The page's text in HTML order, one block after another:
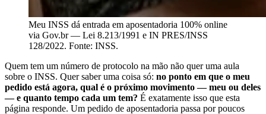
Meu INSS dá entrada em aposentadoria 100% online
via Gov.br — Lei 8.213/1991 e IN PRES/INSS
128/2022. Fonte: INSS.
Quem tem um número de protocolo na mão não quer uma aula
sobre o INSS. Quer saber uma coisa só: no ponto em que o meu
pedido está agora, qual é o próximo movimento — meu ou deles
— e quanto tempo cada um tem? É exatamente isso que esta
página responde. Um pedido de aposentadoria passa por poucos